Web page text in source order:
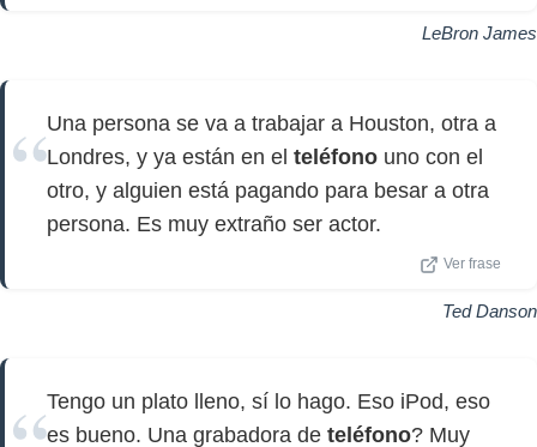
LeBron James
Una persona se va a trabajar a Houston, otra a
Londres, y ya están en el teléfono uno con el
otro, y alguien está pagando para besar a otra
persona. Es muy extraño ser actor.
Ver frase
Ted Danson
Tengo un plato lleno, sí lo hago. Eso iPod, eso
es bueno. Una grabadora de teléfono? Muy